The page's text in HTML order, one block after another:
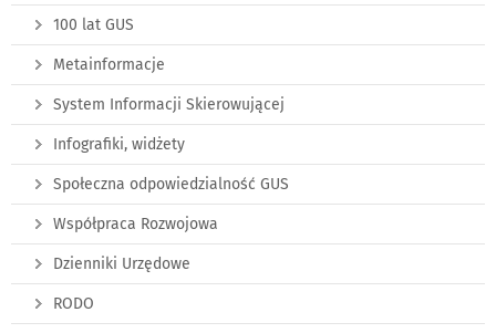
100 lat GUS
Metainformacje
System Informacji Skierowującej
Infografiki, widżety
Społeczna odpowiedzialność GUS
Współpraca Rozwojowa
Dzienniki Urzędowe
RODO